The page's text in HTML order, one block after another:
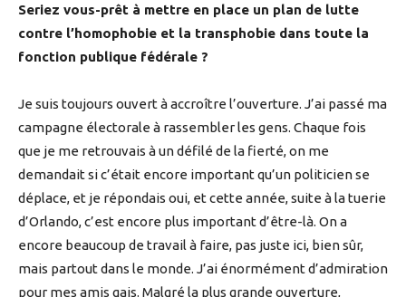
Seriez vous-prêt à mettre en place un plan de lutte
contre l’homophobie et la transphobie dans toute la
fonction publique fédérale ?
Je suis toujours ouvert à accroître l’ouverture. J’ai passé ma
campagne électorale à rassembler les gens. Chaque fois
que je me retrouvais à un défilé de la fierté, on me
demandait si c’était encore important qu’un politicien se
déplace, et je répondais oui, et cette année, suite à la tuerie
d’Orlando, c’est encore plus important d’être-là. On a
encore beaucoup de travail à faire, pas juste ici, bien sûr,
mais partout dans le monde. J’ai énormément d’admiration
pour mes amis gais. Malgré la plus grande ouverture,